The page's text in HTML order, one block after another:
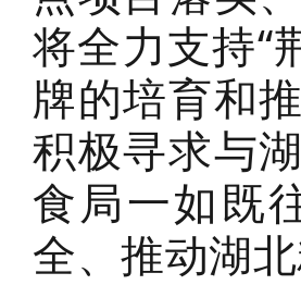
将全力支持“
牌的培育和
积极寻求与
食局一如既
全、推动湖